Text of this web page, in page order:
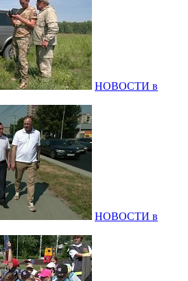
НОВОСТИ в
НОВОСТИ в